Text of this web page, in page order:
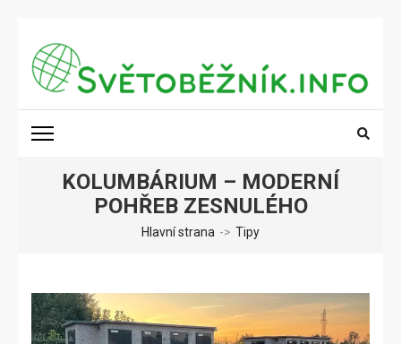
obsah
(stiskněte
Enter)
SVĚTOBĚŽNÍK.INFO
KOLUMBÁRIUM – MODERNÍ
POHŘEB ZESNULÉHO
Hlavní strana -> Tipy